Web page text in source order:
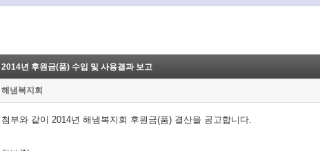
2014년 후원금(품) 수입 및 사용결과 보고
해냄복지회
첨부와 같이 2014년 해냄복지회 후원금(품) 결산을 공고합니다.